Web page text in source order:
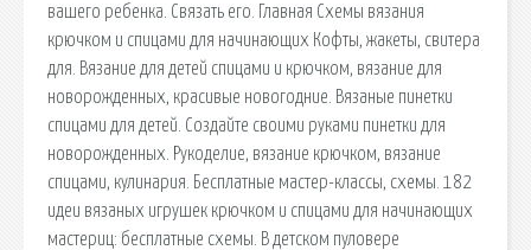
вашего ребенка. Связать его. Главная Схемы вязания
крючком и спицами для начинающих Кофты, жакеты, свитера
для. Вязание для детей спицами и крючком, вязание для
новорожденных, красивые новогодние. Вязаные пинетки
спицами для детей. Создайте своими руками пинетки для
новорожденных. Рукоделие, вязание крючком, вязание
спицами, кулинария. Бесплатные мастер-классы, схемы. 182
идеи вязаных игрушек крючком и спицами для начинающих
мастериц: бесплатные схемы. В детском пуловере